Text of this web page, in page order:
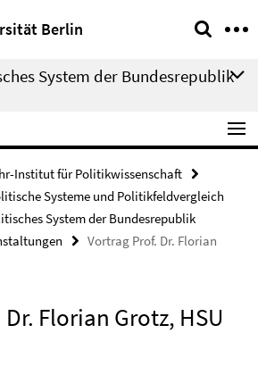
Berlin
System der Bundesrepublik
Institut für Politikwissenschaft
Systeme und Politikfeldvergleich
System der Bundesrepublik
Vortrag Prof. Dr. Florian
Florian Grotz, HSU